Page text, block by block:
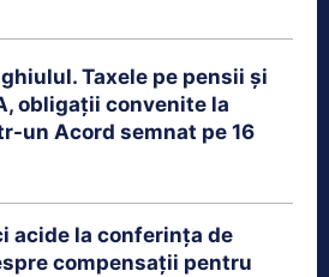
Taxele pe pensii și
obligații convenite la
un Acord semnat pe 16
acide la conferința de
compensații pentru